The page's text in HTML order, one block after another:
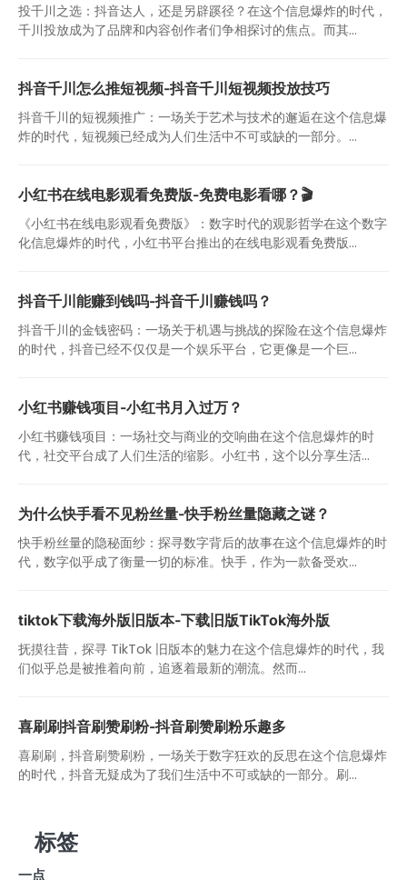
投千川之选：抖音达人，还是另辟蹊径？在这个信息爆炸的时代，
千川投放成为了品牌和内容创作者们争相探讨的焦点。而其...
抖音千川怎么推短视频-抖音千川短视频投放技巧
抖音千川的短视频推广：一场关于艺术与技术的邂逅在这个信息爆
炸的时代，短视频已经成为人们生活中不可或缺的一部分。...
小红书在线电影观看免费版-免费电影看哪？🎬
《小红书在线电影观看免费版》：数字时代的观影哲学在这个数字
化信息爆炸的时代，小红书平台推出的在线电影观看免费版...
抖音千川能赚到钱吗-抖音千川赚钱吗？
抖音千川的金钱密码：一场关于机遇与挑战的探险在这个信息爆炸
的时代，抖音已经不仅仅是一个娱乐平台，它更像是一个巨...
小红书赚钱项目-小红书月入过万？
小红书赚钱项目：一场社交与商业的交响曲在这个信息爆炸的时
代，社交平台成了人们生活的缩影。小红书，这个以分享生活...
为什么快手看不见粉丝量-快手粉丝量隐藏之谜？
快手粉丝量的隐秘面纱：探寻数字背后的故事在这个信息爆炸的时
代，数字似乎成了衡量一切的标准。快手，作为一款备受欢...
tiktok下载海外版旧版本-下载旧版TikTok海外版
抚摸往昔，探寻 TikTok 旧版本的魅力在这个信息爆炸的时代，我
们似乎总是被推着向前，追逐着最新的潮流。然而...
喜刷刷抖音刷赞刷粉-抖音刷赞刷粉乐趣多
喜刷刷，抖音刷赞刷粉，一场关于数字狂欢的反思在这个信息爆炸
的时代，抖音无疑成为了我们生活中不可或缺的一部分。刷...
标签
一点